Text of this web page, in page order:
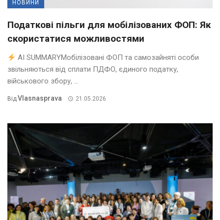
НОВИНИ
Податкові пільги для мобілізованих ФОП: Як
скористатися можливостями
AI SUMMARYМобілізовані ФОП та самозайняті особи
звільняються від сплати ПДФО, єдиного податку,
військового збору, ...
ВідVlasnasprava 21.05.2026